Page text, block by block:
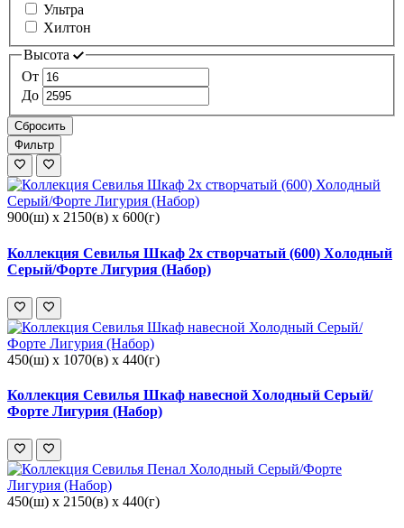
Ультра
Хилтон
Высота
От
До
Сбросить
Фильтр
900(ш) x 2150(в) x 600(г)
Коллекция Севилья Шкаф 2х створчатый (600) Холодный
Серый/Форте Лигурия (Набор)
450(ш) x 1070(в) x 440(г)
Коллекция Севилья Шкаф навесной Холодный Серый/
Форте Лигурия (Набор)
450(ш) x 2150(в) x 440(г)